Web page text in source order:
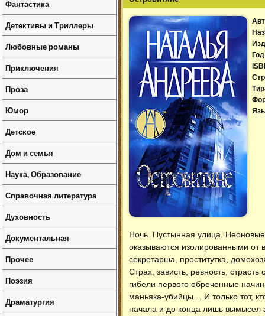
Ночь. Пустынная улица.
оказываются изолированными от
секретарша, проститутка,
Страх, зависть, ревность,
гибели первого обреченные
маньяка-убийцы… И только тот,
начала и до конца лишь вымысел
Фантастика
Детективы и Триллеры
Любовные романы
Приключения
Проза
Юмор
Детское
Дом и семья
Наука, Образование
Справочная литература
Духовность
Документальная
Прочее
Поэзия
Драматургия